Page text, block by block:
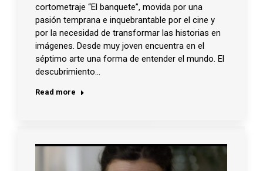
cortometraje “El banquete”, movida por una
pasión temprana e inquebrantable por el cine y
por la necesidad de transformar las historias en
imágenes. Desde muy joven encuentra en el
séptimo arte una forma de entender el mundo. El
descubrimiento…
Read more